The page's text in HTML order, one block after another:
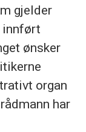
gjelder
innført
ønsker
organ
har